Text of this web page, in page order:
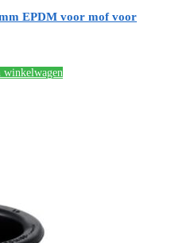
EPDM voor mof voor
winkelwagen